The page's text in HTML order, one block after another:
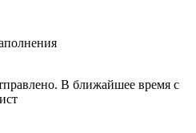
В ближайшее время с